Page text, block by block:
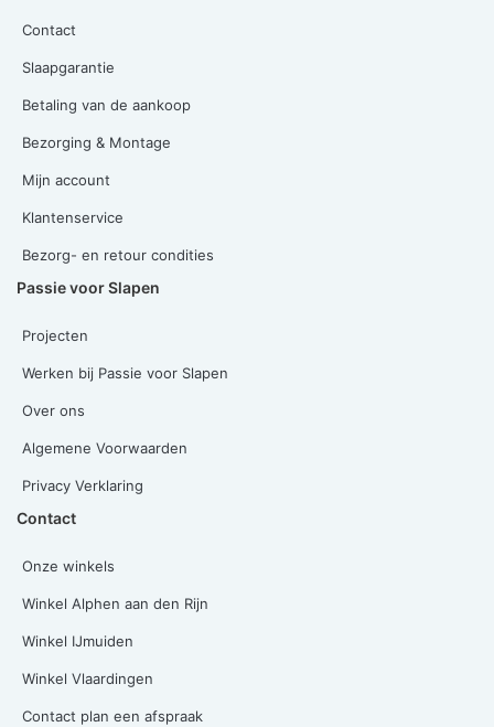
Contact
Slaapgarantie
Betaling van de aankoop
Bezorging & Montage
Mijn account
Klantenservice
Bezorg- en retour condities
Passie voor Slapen
Projecten
Werken bij Passie voor Slapen
Over ons
Algemene Voorwaarden
Privacy Verklaring
Contact
Onze winkels
Winkel Alphen aan den Rijn
Winkel IJmuiden
Winkel Vlaardingen
Contact plan een afspraak